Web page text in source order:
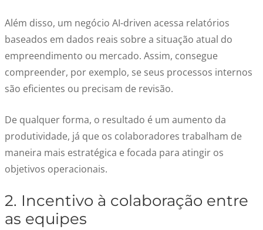
Além disso, um negócio AI-driven acessa relatórios
baseados em dados reais sobre a situação atual do
empreendimento ou mercado. Assim, consegue
compreender, por exemplo, se seus processos internos
são eficientes ou precisam de revisão.
De qualquer forma, o resultado é um aumento da
produtividade, já que os colaboradores trabalham de
maneira mais estratégica e focada para atingir os
objetivos operacionais.
2. Incentivo à colaboração entre
as equipes